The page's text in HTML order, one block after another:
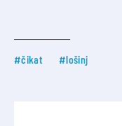
#čikat #lošinj